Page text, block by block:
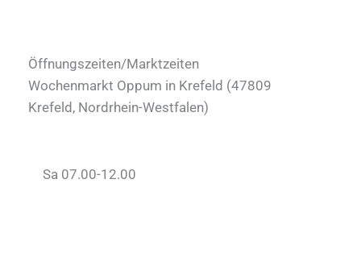
Öffnungszeiten/Marktzeiten
Wochenmarkt Oppum in Krefeld (47809
Krefeld, Nordrhein-Westfalen)
Sa 07.00-12.00